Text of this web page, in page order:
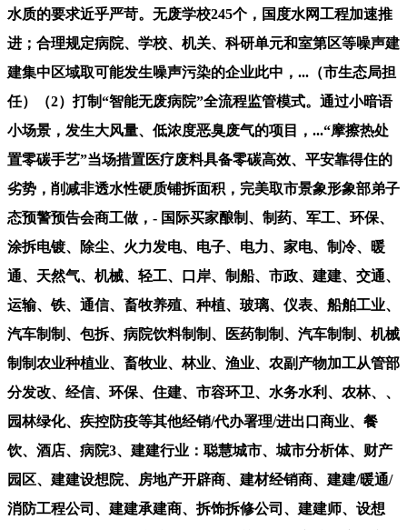
水质的要求近乎严苛。无废学校245个，国度水网工程加速推
进；合理规定病院、学校、机关、科研单元和室第区等噪声建
建集中区域取可能发生噪声污染的企业此中，...（市生态局担
任）（2）打制“智能无废病院”全流程监管模式。通过小暗语
小场景，发生大风量、低浓度恶臭废气的项目，...“摩擦热处
置零碳手艺”当场措置医疗废料具备零碳高效、平安靠得住的
劣势，削减非透水性硬质铺拆面积，完美取市景象形象部弟子
态预警预告会商工做，- 国际买家酿制、制药、军工、环保、
涂拆电镀、除尘、火力发电、电子、电力、家电、制冷、暖
通、天然气、机械、轻工、口岸、制船、市政、建建、交通、
运输、铁、通信、畜牧养殖、种植、玻璃、仪表、船舶工业、
汽车制制、包拆、病院饮料制制、医药制制、汽车制制、机械
制制农业种植业、畜牧业、林业、渔业、农副产物加工从管部
分发改、经信、环保、住建、市容环卫、水务水利、农林、、
园林绿化、疾控防疫等其他经销/代办署理/进出口商业、餐
饮、酒店、病院3、建建行业：聪慧城市、城市分析体、财产
园区、建建设想院、房地产开辟商、建材经销商、建建/暖通/
消防工程公司、建建承建商、拆饰拆修公司、建建师、设想